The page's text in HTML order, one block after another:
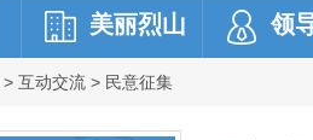
美丽烈山 领
> 互动交流 > 民意征集